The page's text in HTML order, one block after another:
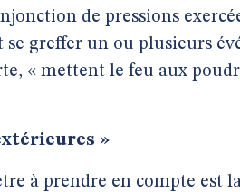
de pressions
greffer un ou plusieurs
« mettent le feu aux
»
à prendre en compte est